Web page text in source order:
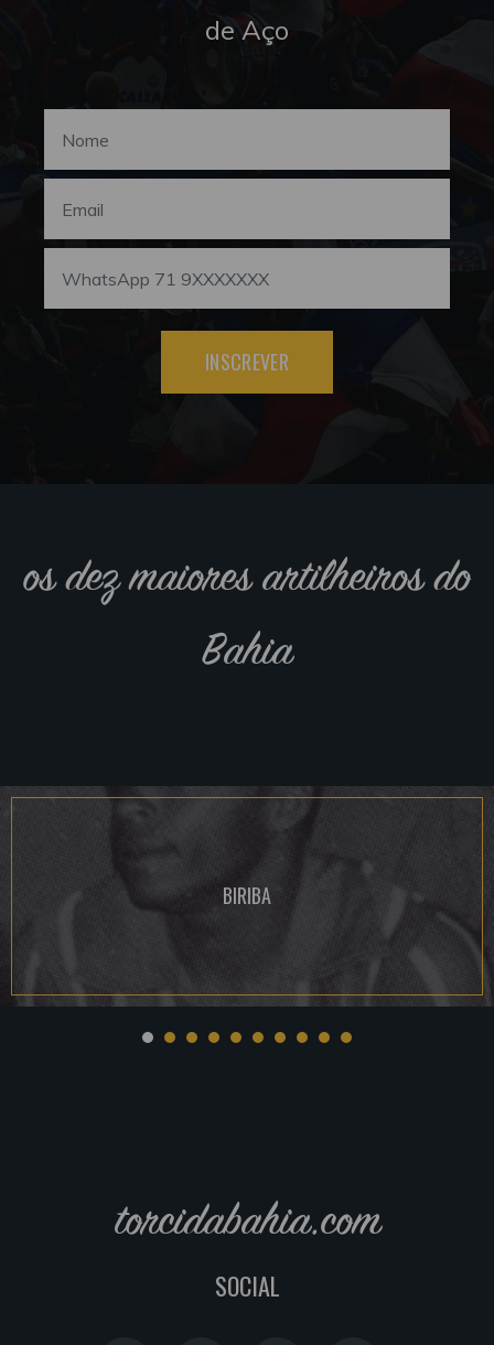
de Aço
INSCREVER
os dez maiores artilheiros do
Bahia
BIRIBA
torcidabahia.com
SOCIAL